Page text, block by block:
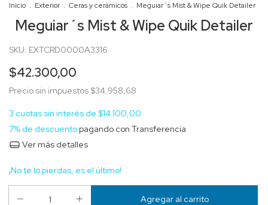
Inicio . Exterior . Ceras y cerámicos . Meguiar´s Mist & Wipe Quik Detailer
Meguiar´s Mist & Wipe Quik Detailer
SKU: EXTCRD0000A3316
$42.300,00
Precio sin impuestos $34.958,68
3 cuotas sin interés de $14.100,00
7% de descuento pagando con Transferencia
Ver más detalles
¡No te lo pierdas, es el último!